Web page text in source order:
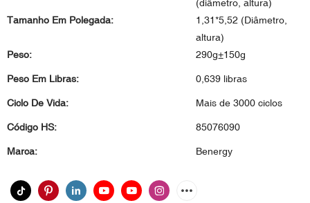
(diâmetro, altura)
Tamanho Em Polegada:
1,31*5,52 (Diâmetro,
altura)
Peso:
290g±150g
Peso Em Libras: 0,639 libras
Ciclo De Vida: Mais de 3000 ciclos
Código HS: 85076090
Marca: Benergy